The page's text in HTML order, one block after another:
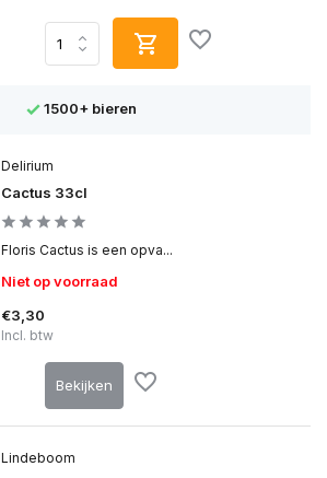
1500+ bieren
Delirium
Cactus 33cl
Floris Cactus is een opva...
Niet op voorraad
€3,30
Incl. btw
Bekijken
Lindeboom